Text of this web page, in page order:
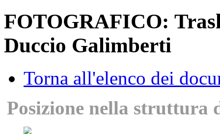
FOTOGRAFICO:
Duccio Galimberti
Torna all'elenco dei
Posizione nella struttura